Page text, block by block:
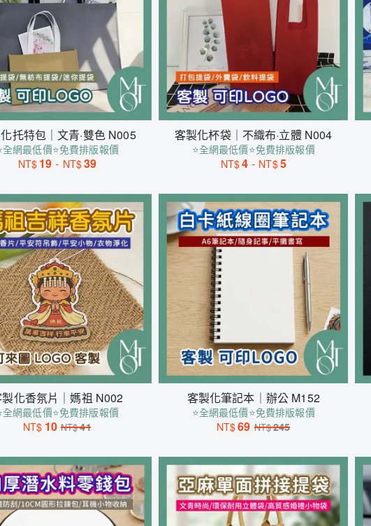
托特包｜文青·雙色 N005
全網最低價⭐免費排版報價
NT$ 19 - NT$39
客製化杯袋｜不織布·立體 N004
⭐全網最低價⭐免費排版報價
NT$4 - NT$5
化香氛片｜媽祖 N002
全網最低價⭐免費排版報價
NT$ 10 NT$41
客製化筆記本｜辦公 M152
⭐全網最低價⭐免費排版報價
NT$69 NT$245